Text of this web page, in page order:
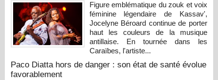
Figure emblématique du zouk et voix
féminine légendaire de Kassav',
Jocelyne Béroard continue de porter
haut les couleurs de la musique
antillaise. En tournée dans les
Caraïbes, l'artiste...
Paco Diatta hors de danger : son état de santé évolue
favorablement